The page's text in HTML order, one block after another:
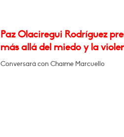
Paz Olaciregui Rodríguez
más allá del miedo y la
Conversará con Chaime Marcuello